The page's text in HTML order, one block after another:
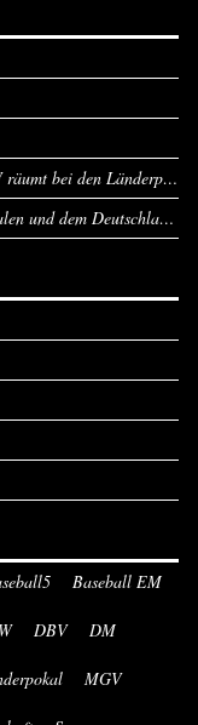
Was für ein Pfingstwochenende! Der BSV NRW räumt bei den Länderpokalen ab
NRW-Auswahlteams siegen bei den Länderpokalen und dem Deutschlandcup an Pfingsten
Baseball EM
DBV DM
MGV